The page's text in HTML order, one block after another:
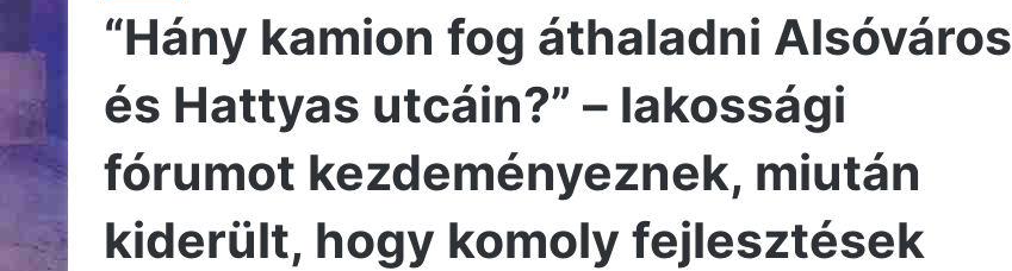
“Hány kamion fog áthaladni Alsóváros
és Hattyas utcáin?” – lakossági
fórumot kezdeményeznek, miután
kiderült, hogy komoly fejlesztések